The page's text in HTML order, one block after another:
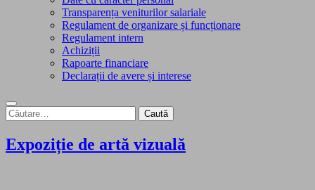
Transparența veniturilor salariale
Regulament de organizare și funcționare
Regulament intern
Achiziții
Rapoarte financiare
Declarații de avere și interese
Caută
după:
Expoziție de artă vizuală